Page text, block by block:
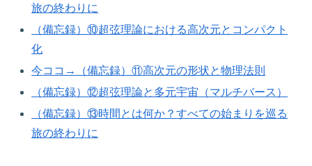
旅の終わりに
（備忘録）⑩超弦理論における高次元とコンパクト
化
今ココ→（備忘録）⑪高次元の形状と物理法則
（備忘録）⑫超弦理論と多元宇宙（マルチバース）
（備忘録）⑬時間とは何か？すべての始まりを巡る
旅の終わりに